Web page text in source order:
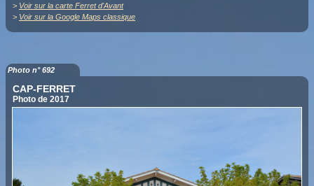
> Voir sur la carte Ferret d'Avant
> Voir sur la Google Maps classique
Photo n° 692
CAP-FERRET
Photo de 2017